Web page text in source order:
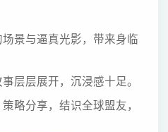
景与逼真光影，带来身临
层层展开，沉浸感十足。
略分享，结识全球盟友，